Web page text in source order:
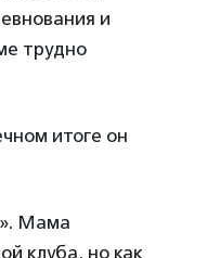
и
трудно
итоге он
Мама
клуба, но как